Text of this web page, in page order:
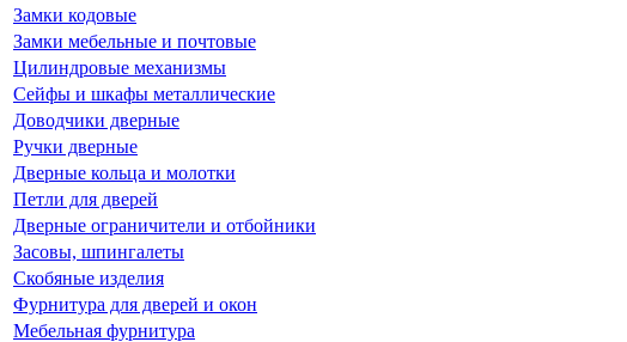
Замки кодовые
Замки мебельные и почтовые
Цилиндровые механизмы
Сейфы и шкафы металлические
Доводчики дверные
Ручки дверные
Дверные кольца и молотки
Петли для дверей
Дверные ограничители и отбойники
Засовы, шпингалеты
Скобяные изделия
Фурнитура для дверей и окон
Мебельная фурнитура